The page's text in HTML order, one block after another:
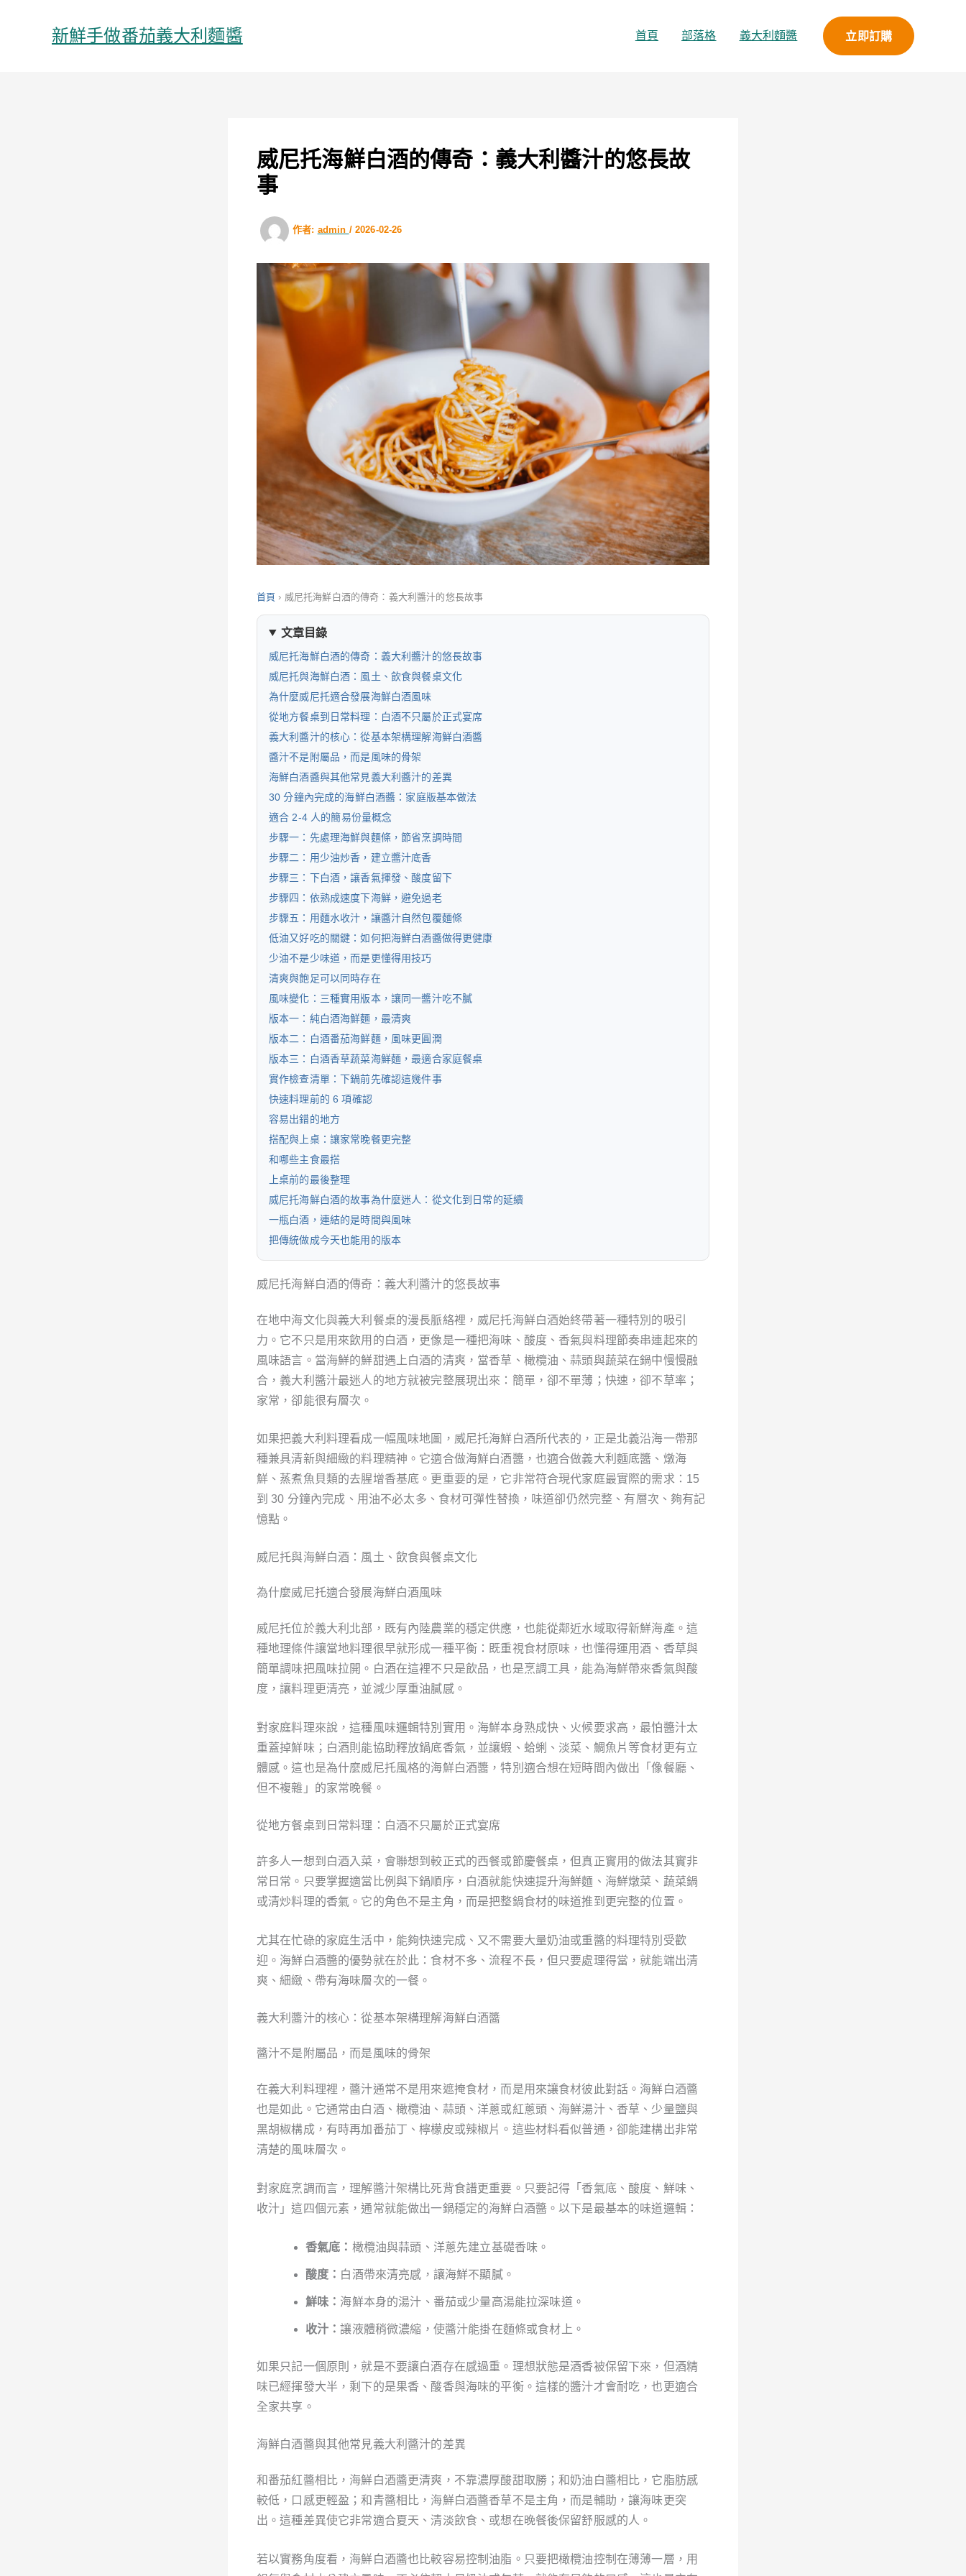
新鮮手做番茄義大利麵醬 首頁 部落格 義大利麵醬 立即訂購
威尼托海鮮白酒的傳奇：義大利醬汁的悠長故
事
作者: admin / 2026-02-26
首頁 › 威尼托海鮮白酒的傳奇：義大利醬汁的悠長故事
文章目錄
威尼托海鮮白酒的傳奇：義大利醬汁的悠長故事
威尼托與海鮮白酒：風土、飲食與餐桌文化
為什麼威尼托適合發展海鮮白酒風味
從地方餐桌到日常料理：白酒不只屬於正式宴席
義大利醬汁的核心：從基本架構理解海鮮白酒醬
醬汁不是附屬品，而是風味的骨架
海鮮白酒醬與其他常見義大利醬汁的差異
30 分鐘內完成的海鮮白酒醬：家庭版基本做法
適合 2-4 人的簡易份量概念
步驟一：先處理海鮮與麵條，節省烹調時間
步驟二：用少油炒香，建立醬汁底香
步驟三：下白酒，讓香氣揮發、酸度留下
步驟四：依熟成速度下海鮮，避免過老
步驟五：用麵水收汁，讓醬汁自然包覆麵條
低油又好吃的關鍵：如何把海鮮白酒醬做得更健康
少油不是少味道，而是更懂得用技巧
清爽與飽足可以同時存在
風味變化：三種實用版本，讓同一醬汁吃不膩
版本一：純白酒海鮮麵，最清爽
版本二：白酒番茄海鮮麵，風味更圓潤
版本三：白酒香草蔬菜海鮮麵，最適合家庭餐桌
實作檢查清單：下鍋前先確認這幾件事
快速料理前的 6 項確認
容易出錯的地方
搭配與上桌：讓家常晚餐更完整
和哪些主食最搭
上桌前的最後整理
威尼托海鮮白酒的故事為什麼迷人：從文化到日常的延續
一瓶白酒，連結的是時間與風味
把傳統做成今天也能用的版本
威尼托海鮮白酒的傳奇：義大利醬汁的悠長故事
在地中海文化與義大利餐桌的漫長脈絡裡，威尼托海鮮白酒始終帶著一種特別的吸引
力。它不只是用來飲用的白酒，更像是一種把海味、酸度、香氣與料理節奏串連起來的
風味語言。當海鮮的鮮甜遇上白酒的清爽，當香草、橄欖油、蒜頭與蔬菜在鍋中慢慢融
合，義大利醬汁最迷人的地方就被完整展現出來：簡單，卻不單薄；快速，卻不草率；
家常，卻能很有層次。
如果把義大利料理看成一幅風味地圖，威尼托海鮮白酒所代表的，正是北義沿海一帶那
種兼具清新與細緻的料理精神。它適合做海鮮白酒醬，也適合做義大利麵底醬、燉海
鮮、蒸煮魚貝類的去腥增香基底。更重要的是，它非常符合現代家庭最實際的需求：15
到 30 分鐘內完成、用油不必太多、食材可彈性替換，味道卻仍然完整、有層次、夠有記
憶點。
威尼托與海鮮白酒：風土、飲食與餐桌文化
為什麼威尼托適合發展海鮮白酒風味
威尼托位於義大利北部，既有內陸農業的穩定供應，也能從鄰近水域取得新鮮海產。這
種地理條件讓當地料理很早就形成一種平衡：既重視食材原味，也懂得運用酒、香草與
簡單調味把風味拉開。白酒在這裡不只是飲品，也是烹調工具，能為海鮮帶來香氣與酸
度，讓料理更清亮，並減少厚重油膩感。
對家庭料理來說，這種風味邏輯特別實用。海鮮本身熟成快、火候要求高，最怕醬汁太
重蓋掉鮮味；白酒則能協助釋放鍋底香氣，並讓蝦、蛤蜊、淡菜、鯛魚片等食材更有立
體感。這也是為什麼威尼托風格的海鮮白酒醬，特別適合想在短時間內做出「像餐廳、
但不複雜」的家常晚餐。
從地方餐桌到日常料理：白酒不只屬於正式宴席
許多人一想到白酒入菜，會聯想到較正式的西餐或節慶餐桌，但真正實用的做法其實非
常日常。只要掌握適當比例與下鍋順序，白酒就能快速提升海鮮麵、海鮮燉菜、蔬菜鍋
或清炒料理的香氣。它的角色不是主角，而是把整鍋食材的味道推到更完整的位置。
尤其在忙碌的家庭生活中，能夠快速完成、又不需要大量奶油或重醬的料理特別受歡
迎。海鮮白酒醬的優勢就在於此：食材不多、流程不長，但只要處理得當，就能端出清
爽、細緻、帶有海味層次的一餐。
義大利醬汁的核心：從基本架構理解海鮮白酒醬
醬汁不是附屬品，而是風味的骨架
在義大利料理裡，醬汁通常不是用來遮掩食材，而是用來讓食材彼此對話。海鮮白酒醬
也是如此。它通常由白酒、橄欖油、蒜頭、洋蔥或紅蔥頭、海鮮湯汁、香草、少量鹽與
黑胡椒構成，有時再加番茄丁、檸檬皮或辣椒片。這些材料看似普通，卻能建構出非常
清楚的風味層次。
對家庭烹調而言，理解醬汁架構比死背食譜更重要。只要記得「香氣底、酸度、鮮味、
收汁」這四個元素，通常就能做出一鍋穩定的海鮮白酒醬。以下是最基本的味道邏輯：
香氣底： 橄欖油與蒜頭、洋蔥先建立基礎香味。
酸度： 白酒帶來清亮感，讓海鮮不顯膩。
鮮味： 海鮮本身的湯汁、番茄或少量高湯能拉深味道。
收汁：讓液體稍微濃縮，使醬汁能掛在麵條或食材上。
如果只記一個原則，就是不要讓白酒存在感過重。理想狀態是酒香被保留下來，但酒精
味已經揮發大半，剩下的是果香、酸香與海味的平衡。這樣的醬汁才會耐吃，也更適合
全家共享。
海鮮白酒醬與其他常見義大利醬汁的差異
和番茄紅醬相比，海鮮白酒醬更清爽，不靠濃厚酸甜取勝；和奶油白醬相比，它脂肪感
較低，口感更輕盈；和青醬相比，海鮮白酒醬香草不是主角，而是輔助，讓海味更突
出。這種差異使它非常適合夏天、清淡飲食、或想在晚餐後保留舒服感的人。
若以實務角度看，海鮮白酒醬也比較容易控制油脂。只要把橄欖油控制在薄薄一層，用